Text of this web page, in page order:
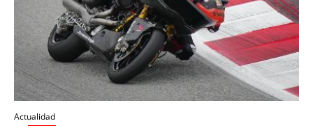
Actualidad